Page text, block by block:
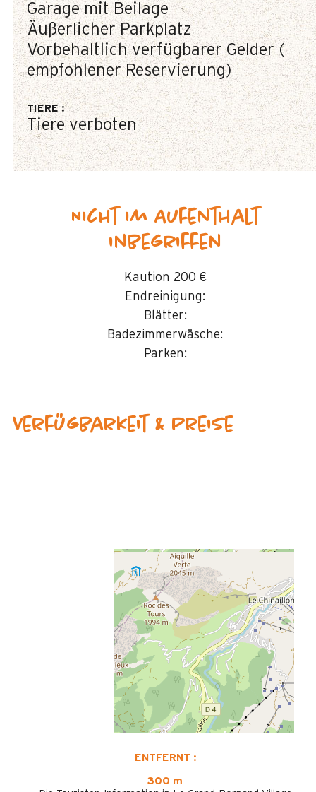
Garage mit Beilage
Äußerlicher Parkplatz
Vorbehaltlich verfügbarer Gelder (
empfohlener Reservierung)
TIERE:
Tiere verboten
Nicht im Aufenthalt
inbegriffen
Kaution 200 €
Endreinigung:
Blätter:
Badezimmerwäsche:
Parken:
Verfügbarkeit & Preise
ENTFERNT :
300 m